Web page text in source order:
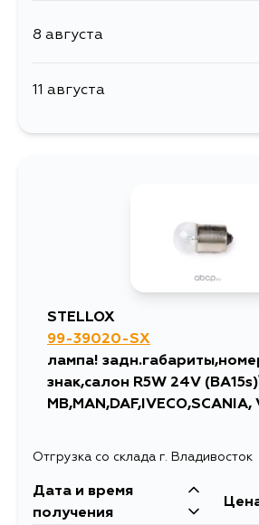
8 августа
11 августа
STELLOX
99-39020-SX
лампа!
знак,салон R5W 24V
MB,MAN,DAF,IVECO,SCANIA,
Отгрузка со склада г. Владивосток
Дата и время
получения